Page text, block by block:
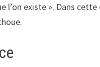
l’on existe ». Dans